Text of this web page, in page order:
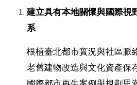
建立具有本地關懷與國際視
系
根植臺北都市實況與社區脈
老舊建物改造與文化資產保